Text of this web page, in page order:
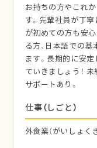
お持ちの方やこれ
す。先輩社員が丁
が初めての方も安
る方、日本語での
ます。長期的に安
ていきましょう！
サポートあり。
仕事（しごと）
外食業（がいしょく